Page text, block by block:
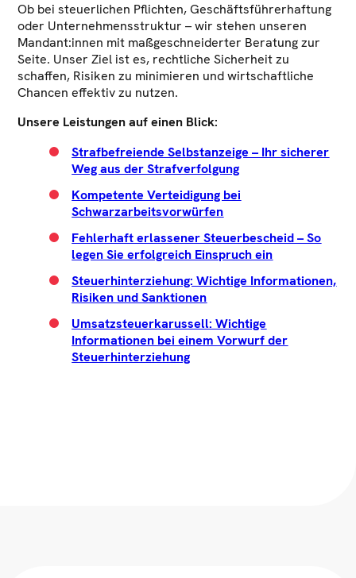
Ob bei steuerlichen Pflichten, Geschäftsführerhaftung
oder Unternehmensstruktur – wir stehen unseren
Mandant:innen mit maßgeschneiderter Beratung zur
Seite. Unser Ziel ist es, rechtliche Sicherheit zu
schaffen, Risiken zu minimieren und wirtschaftliche
Chancen effektiv zu nutzen.
Unsere Leistungen auf einen Blick:
Strafbefreiende Selbstanzeige – Ihr sicherer
Weg aus der Strafverfolgung
Kompetente Verteidigung bei
Schwarzarbeitsvorwürfen
Fehlerhaft erlassener Steuerbescheid – So
legen Sie erfolgreich Einspruch ein
Steuerhinterziehung: Wichtige Informationen,
Risiken und Sanktionen
Umsatzsteuerkarussell: Wichtige
Informationen bei einem Vorwurf der
Steuerhinterziehung